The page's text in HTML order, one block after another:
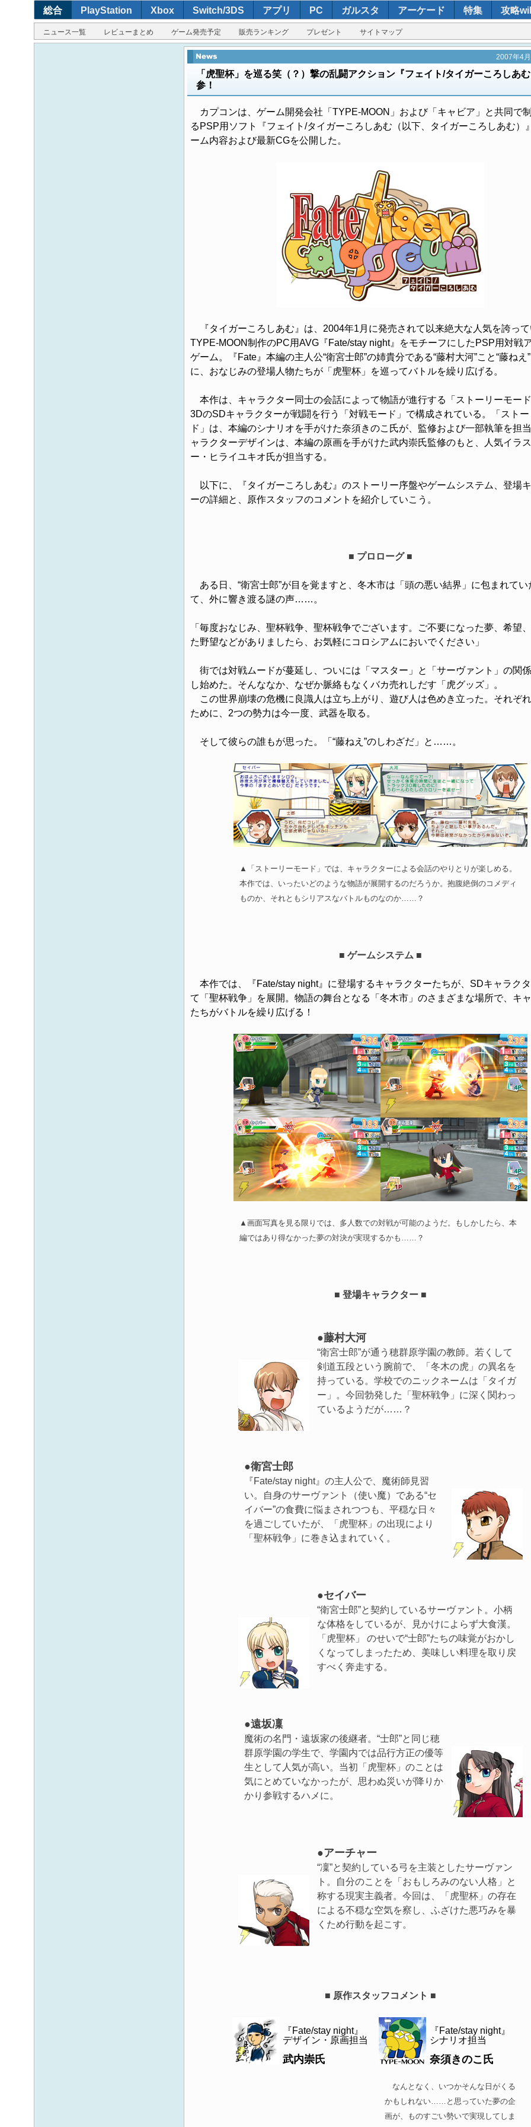
総合 PlayStation Xbox Switch/3DS アプリ PC ガルスタ アーケード 特集 攻略
ニュース一覧 レビューまとめ ゲーム発売予定 販売ランキング プレゼント サイトマップ
2007年4月
「虎聖杯」を巡る笑（？）撃の乱闘アクション『フェイト/タイガーころしあ
参！
カプコンは、ゲーム開発会社「TYPE-MOON」および「キャビア」と共同で
るPSP用ソフト『フェイト/タイガーころしあむ（以下、タイガーころしあむ）
ーム内容および最新CGを公開した。
『タイガーころしあむ』は、2004年1月に発売されて以来絶大な人気を誇って
TYPE-MOON制作のPC用AVG『Fate/stay night』をモチーフにしたPSP用対戦
ゲーム。『Fate』本編の主人公“衛宮士郎”の姉貴分である“藤村大河”こと“藤ねえ
に、おなじみの登場人物たちが「虎聖杯」を巡ってバトルを繰り広げる。
本作は、キャラクター同士の会話によって物語が進行する「ストーリーモード
3DのSDキャラクターが戦闘を行う「対戦モード」で構成されている。「ストー
ド」は、本編のシナリオを手がけた奈須きのこ氏が、監修および一部執筆を担
ャラクターデザインは、本編の原画を手がけた武内崇氏監修のもと、人気イラ
ー・ヒライユキオ氏が担当する。
以下に、『タイガーころしあむ』のストーリー序盤やゲームシステム、登場
ーの詳細と、原作スタッフのコメントを紹介していこう。
■ プロローグ ■
ある日、“衛宮士郎”が目を覚ますと、冬木市は「頭の悪い結界」に包まれてい
て、外に響き渡る謎の声……。
「毎度おなじみ、聖杯戦争、聖杯戦争でございます。ご不要になった夢、希望
た野望などがありましたら、お気軽にコロシアムにおいでください」
街では対戦ムードが蔓延し、ついには「マスター」と「サーヴァント」の関
し始めた。そんななか、なぜか脈絡もなくバカ売れしだす「虎グッズ」。
この世界崩壊の危機に良識人は立ち上がり、遊び人は色めき立った。それぞ
ために、2つの勢力は今一度、武器を取る。
そして彼らの誰もが思った。「“藤ねえ”のしわざだ」と……。
▲「ストーリーモード」では、キャラクターによる会話のやりとりが楽しめる。
本作では、いったいどのような物語が展開するのだろうか。抱腹絶倒のコメディ
ものか、それともシリアスなバトルものなのか……？
■ ゲームシステム ■
本作では、『Fate/stay night』に登場するキャラクターたちが、SDキャラク
て「聖杯戦争」を展開。物語の舞台となる「冬木市」のさまざまな場所で、キ
たちがバトルを繰り広げる！
▲画面写真を見る限りでは、多人数での対戦が可能のようだ。もしかしたら、本
編ではあり得なかった夢の対決が実現するかも……？
■ 登場キャラクター ■
●藤村大河
“衛宮士郎”が通う穂群原学園の教師。若くして
剣道五段という腕前で、「冬木の虎」の異名を
持っている。学校でのニックネームは「タイガ
ー」。今回勃発した「聖杯戦争」に深く関わっ
ているようだが……？
●衛宮士郎
『Fate/stay night』の主人公で、魔術師見習
い。自身のサーヴァント（使い魔）である“セ
イバー”の食費に悩まされつつも、平穏な日々
を過ごしていたが、「虎聖杯」の出現により
「聖杯戦争」に巻き込まれていく。
●セイバー
“衛宮士郎”と契約しているサーヴァント。小柄
な体格をしているが、見かけによらず大食漢。
「虎聖杯」 のせいで“士郎”たちの味覚がおかし
くなってしまったため、美味しい料理を取り戻
すべく奔走する。
●遠坂凜
魔術の名門・遠坂家の後継者。“士郎”と同じ穂
群原学園の学生で、学園内では品行方正の優等
生として人気が高い。当初「虎聖杯」のことは
気にとめていなかったが、思わぬ災いが降りか
かり参戦するハメに。
●アーチャー
“凜”と契約している弓を主装としたサーヴァン
ト。自分のことを「おもしろみのない人格」と
称する現実主義者。今回は、「虎聖杯」の存在
による不穏な空気を察し、ふざけた悪巧みを暴
くため行動を起こす。
■ 原作スタッフコメント ■
『Fate/stay night』
デザイン・原画担当
武内崇氏
『Fate/stay night』
シナリオ担当
奈須きのこ氏
なんとなく、いつかそんな日がくる
かもしれない……と思っていた夢の企
画が、ものすごい勢いで実現してしま